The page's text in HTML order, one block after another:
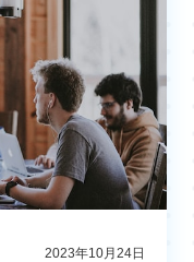
2023年10月24日